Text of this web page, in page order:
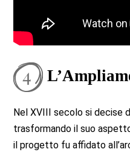
Nel XVIII secolo si decise
trasformando il suo
il progetto fu affidato